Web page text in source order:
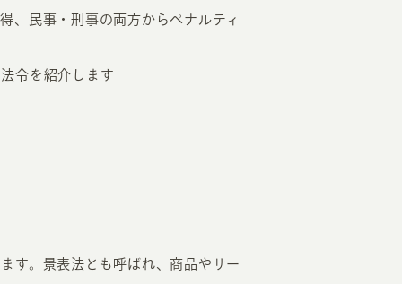
、民事・刑事の両方からペナルティ
令を紹介します
す。景表法とも呼ばれ、商品やサー